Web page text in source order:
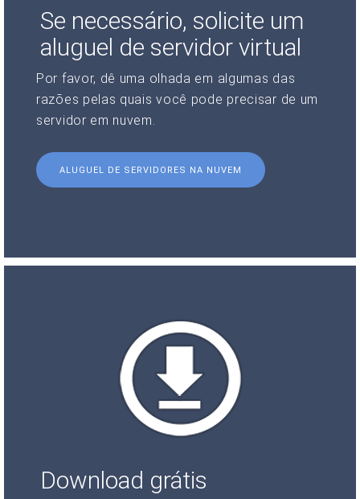
Se necessário, solicite um
aluguel de servidor virtual
Por favor, dê uma olhada em algumas das
razões pelas quais você pode precisar de um
servidor em nuvem.
ALUGUEL DE SERVIDORES NA NUVEM
Download grátis